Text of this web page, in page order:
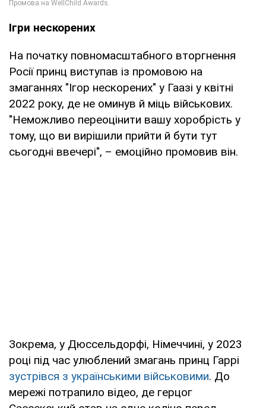
Ігри нескорених
На початку повномасштабного вторгнення
Росії принц виступав із промовою на
змаганнях "Ігор нескорених" у Гаазі у квітні
2022 року, де не оминув й міць військових.
"Неможливо переоцінити вашу хоробрість у
тому, що ви вирішили прийти й бути тут
сьогодні ввечері", – емоційно промовив він.
Зокрема, у Дюссельдорфі, Німеччині, у 2023
році під час улюблений змагань принц Гаррі
зустрівся з українськими військовими. До
мережі потрапило відео, де герцог